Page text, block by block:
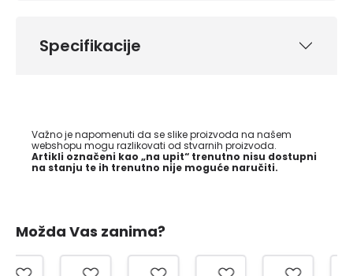
Specifikacije
Važno je napomenuti da se slike proizvoda na našem
webshopu mogu razlikovati od stvarnih proizvoda.
Artikli označeni kao „na upit“ trenutno nisu dostupni
na stanju te ih trenutno nije moguće naručiti.
Možda Vas zanima?